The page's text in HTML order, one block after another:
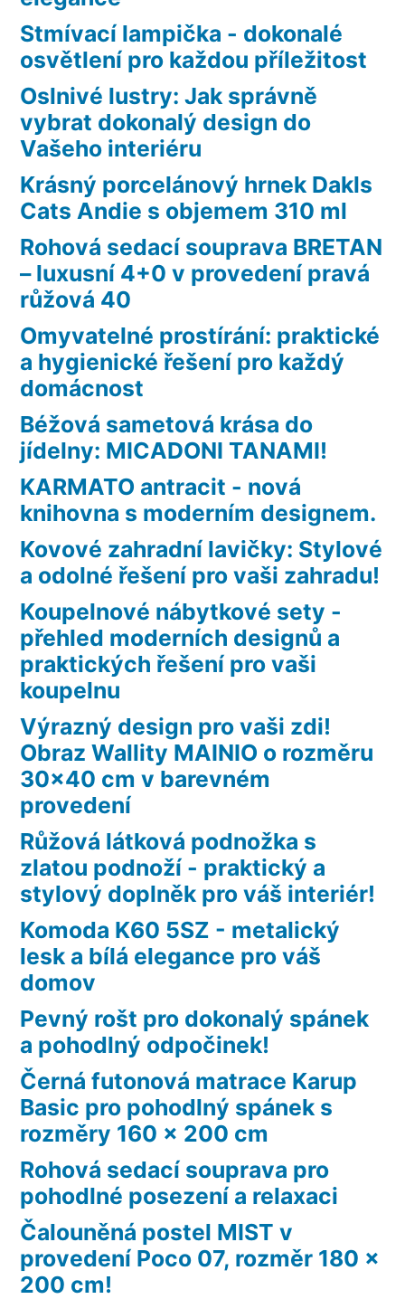
Stmívací lampička - dokonalé
osvětlení pro každou příležitost
Oslnivé lustry: Jak správně
vybrat dokonalý design do
Vašeho interiéru
Krásný porcelánový hrnek Dakls
Cats Andie s objemem 310 ml
Rohová sedací souprava BRETAN
– luxusní 4+0 v provedení pravá
růžová 40
Omyvatelné prostírání: praktické
a hygienické řešení pro každý
domácnost
Béžová sametová krása do
jídelny: MICADONI TANAMI!
KARMATO antracit - nová
knihovna s moderním designem.
Kovové zahradní lavičky: Stylové
a odolné řešení pro vaši zahradu!
Koupelnové nábytkové sety -
přehled moderních designů a
praktických řešení pro vaši
koupelnu
Výrazný design pro vaši zdi!
Obraz Wallity MAINIO o rozměru
30×40 cm v barevném
provedení
Růžová látková podnožka s
zlatou podnoží - praktický a
stylový doplněk pro váš interiér!
Komoda K60 5SZ - metalický
lesk a bílá elegance pro váš
domov
Pevný rošt pro dokonalý spánek
a pohodlný odpočinek!
Černá futonová matrace Karup
Basic pro pohodlný spánek s
rozměry 160 x 200 cm
Rohová sedací souprava pro
pohodlné posezení a relaxaci
Čalouněná postel MIST v
provedení Poco 07, rozměr 180 x
200 cm!